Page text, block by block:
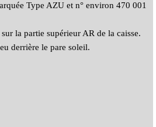
Type AZU et n° environ 470 001
la partie supérieur AR de la caisse.
derrière le pare soleil.